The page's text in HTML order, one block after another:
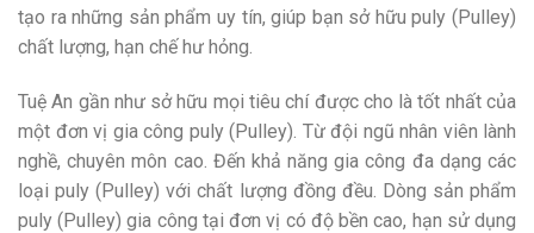
tạo ra những sản phẩm uy tín, giúp bạn sở hữu puly (Pulley)
chất lượng, hạn chế hư hỏng.
Tuệ An gần như sở hữu mọi tiêu chí được cho là tốt nhất của
một đơn vị gia công puly (Pulley). Từ đội ngũ nhân viên lành
nghề, chuyên môn cao. Đến khả năng gia công đa dạng các
loại puly (Pulley) với chất lượng đồng đều. Dòng sản phẩm
puly (Pulley) gia công tại đơn vị có độ bền cao, hạn sử dụng